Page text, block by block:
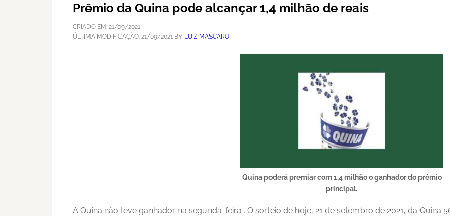
Prêmio da Quina pode alcançar 1,4 milhão de reais
CRIADO EM: 21/09/2021,
ÚLTIMA MODIFICAÇÃO: 21/09/2021 BY LUIZ MASCARO
Quina poderá premiar com 1,4 milhão o ganhador do prêmio
principal.
A Quina não teve ganhador na segunda-feira . O sorteio de hoje, 21 de setembro de 2021, da Quina